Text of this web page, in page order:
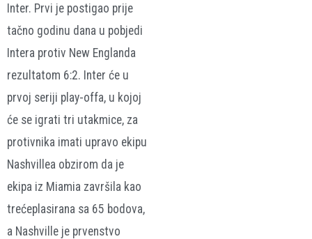
Inter. Prvi je postigao prije
tačno godinu dana u pobjedi
Intera protiv New Englanda
rezultatom 6:2. Inter će u
prvoj seriji play-offa, u kojoj
će se igrati tri utakmice, za
protivnika imati upravo ekipu
Nashvillea obzirom da je
ekipa iz Miamia završila kao
trećeplasirana sa 65 bodova,
a Nashville je prvenstvo